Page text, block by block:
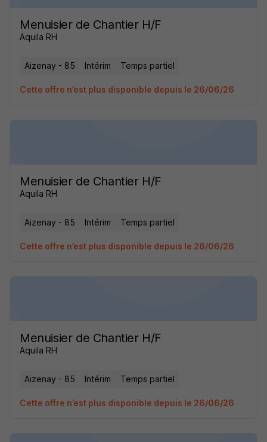
Menuisier de Chantier H/F
Aquila RH
Aizenay - 85 Intérim Temps partiel
Cette offre n’est plus disponible depuis le 26/06/26
Menuisier de Chantier H/F
Aquila RH
Aizenay - 85 Intérim Temps partiel
Cette offre n’est plus disponible depuis le 26/06/26
Menuisier de Chantier H/F
Aquila RH
Aizenay - 85 Intérim Temps partiel
Cette offre n’est plus disponible depuis le 26/06/26